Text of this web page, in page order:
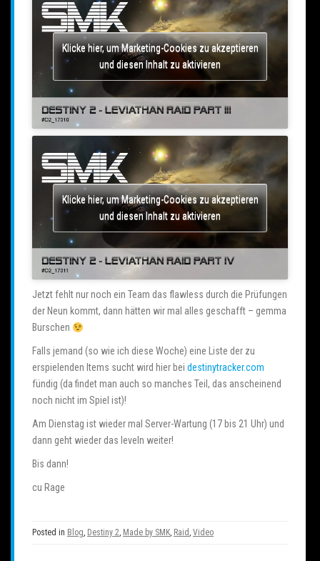
Klicke hier, um Marketing-Cookies zu akzeptieren
und diesen Inhalt zu aktivieren
Klicke hier, um Marketing-Cookies zu akzeptieren
und diesen Inhalt zu aktivieren
Jetzt fehlt nur noch ein Team das flawless durch die Prüfungen
der Neun kommt, dann hätten wir mal alles geschafft – gemma
Burschen
Falls jemand (so wie ich diese Woche) eine Liste der zu
erspielenden Items sucht wird hier bei destinytracker.com
fündig (da findet man auch so manches Teil, das anscheinend
noch nicht im Spiel ist)!
Am Dienstag ist wieder mal Server-Wartung (17 bis 21 Uhr) und
dann geht wieder das leveln weiter!
Bis dann!
cu Rage
Posted in Blog, Destiny 2, Made by SMK, Raid , Video